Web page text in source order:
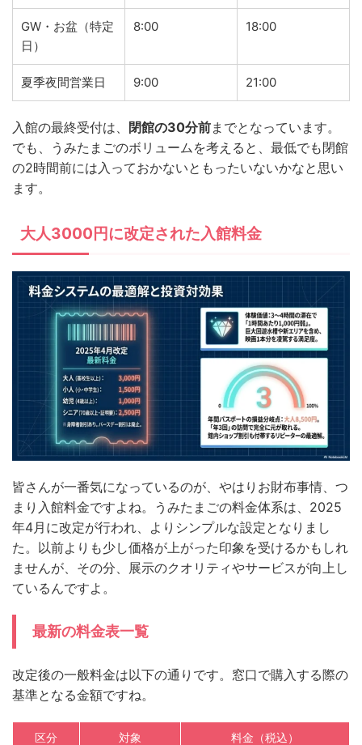
GW・お盆（特定
日）
8:00 18:00
夏季夜間営業日 9:00 21:00
入館の最終受付は、 閉館の30分前までとなっています。
でも、うみたまごのボリュームを考えると、最低でも閉館
の2時間前には入っておかないともったいないかなと思い
ます。
大人3000円に改定された入館料金
皆さんが一番気になっているのが、やはりお財布事情、つ
まり入館料金ですよね。うみたまごの料金体系は、2025
年4月に改定が行われ、よりシンプルな設定となりまし
た。以前よりも少し価格が上がった印象を受けるかもしれ
ませんが、その分、展示のクオリティやサービスが向上し
ているんですよ。
最新の料金表一覧
改定後の一般料金は以下の通りです。窓口で購入する際の
基準となる金額ですね。
区分 対象 料金（税込）